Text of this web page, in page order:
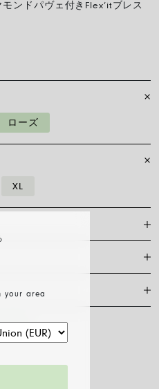
your area
ンドパヴェ付きFlex’itブレス
ローズ
XL
フォープ独自のもので、18カラッ
自在のため留め具は必要ありませ
に当てて測り、下の表と比較して
L XL
オンラインショッピングの対応は
く保つために、化学製品や化粧品と
る前にはイヤリング、ネックレ
ュエリーは、水とマイルドソープ
ださい。
合わせ